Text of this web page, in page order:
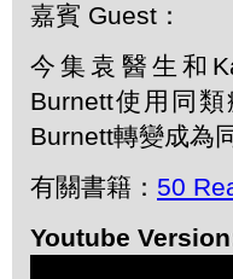
嘉賓 Guest：
今集袁醫生和
Burnett使用同
Burnett轉變成為
有關書籍： 50
Youtube